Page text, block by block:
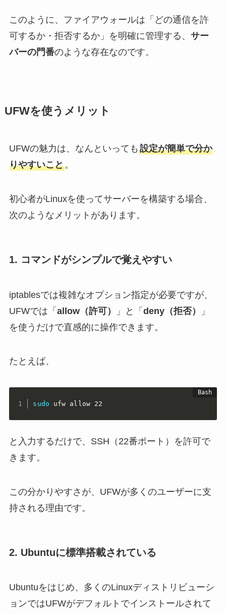
このように、ファイアウォールは「どの通信を許
可するか・拒否するか」を明確に管理する、 サー
バーの門番のような存在なのです。
UFWを使うメリット
UFWの魅力は、なんといっても 設定が簡単で分か
りやすいこと。
初心者がLinuxを使ってサーバーを構築する場合、
次のようなメリットがあります。
1. コマンドがシンプルで覚えやすい
iptablesでは複雑なオプション指定が必要ですが、
UFWでは「 allow（許可） 」と「 deny（拒否）
」
を使うだけで直感的に操作できます。
たとえば、
sudo ufw allow 22
と入力するだけで、SSH（22番ポート）を許可で
きます。
この分かりやすさが、UFWが多くのユーザーに支
持される理由です。
2. Ubuntuに標準搭載されている
Ubuntuをはじめ、多くのLinuxディストリビューシ
ョンではUFWがデフォルトでインストールされて